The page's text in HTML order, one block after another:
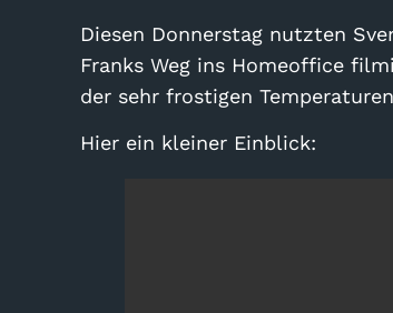
Diesen Donnerstag nutzten
Franks Weg ins Homeoffice
der sehr frostigen
Hier ein kleiner Einblick: